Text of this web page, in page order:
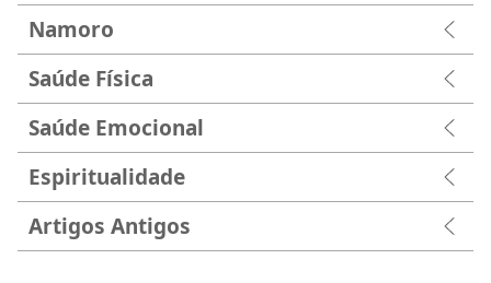
Namoro
Saúde Física
Saúde Emocional
Espiritualidade
Artigos Antigos